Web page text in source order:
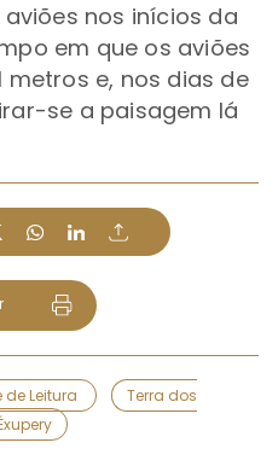
nos inícios da
em que os aviões
e, nos dias de
-se a paisagem lá
Leitura
Terra dos